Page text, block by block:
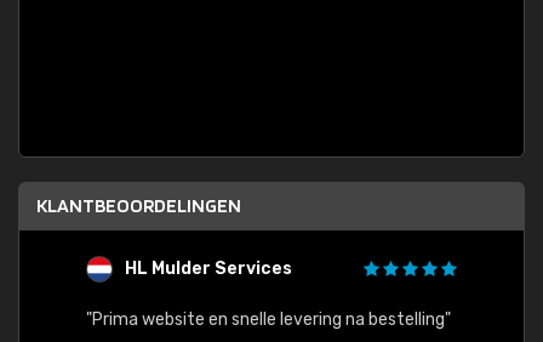
KLANTBEOORDELINGEN
HL Mulder Services
"Prima website en snelle levering na bestelling"